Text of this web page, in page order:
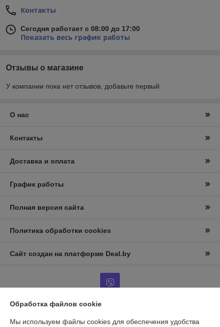
Контакты
Сегодня работает с 08:00 до 17:00
Показать весь график работы
Отзывы о магазине
У компании пока нет отзывов, добавьте первый
О нас
Контакты
Доставка и оплата
График работы
Полная версия сайта
Политика обработки cookies
Сайт создан на платформе Deal.by
Информация для покупателя
Обработка файлов cookie
Мы используем файлы cookies для обеспечения удобства